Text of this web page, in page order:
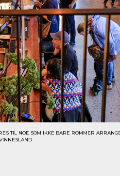
TIL NOE SOM IKKE BARE ROMMER